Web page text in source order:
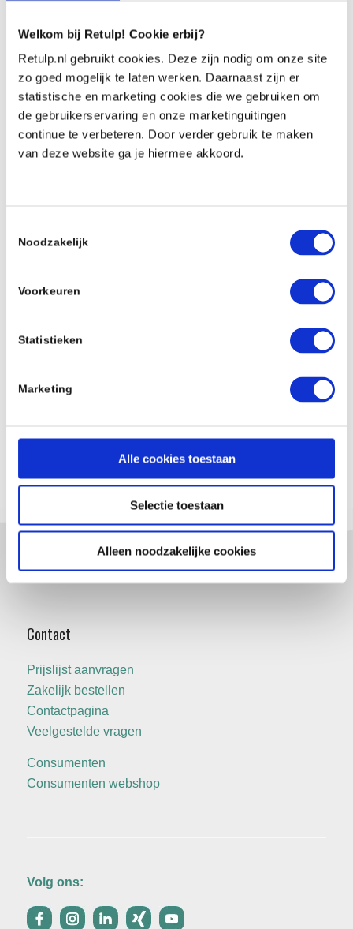
Welkom bij Retulp! Cookie erbij?
Retulp.nl gebruikt cookies. Deze zijn nodig om onze site
zo goed mogelijk te laten werken. Daarnaast zijn er
statistische en marketing cookies die we gebruiken om
de gebruikerservaring en onze marketinguitingen
continue te verbeteren. Door verder gebruik te maken
van deze website ga je hiermee akkoord.
Noodzakelijk
Voorkeuren
Statistieken
Marketing
Alle cookies toestaan
Selectie toestaan
Alleen noodzakelijke cookies
Bedrijf *
Telefoonnummer
Contact
Prijslijst aanvragen
Zakelijk bestellen
Contactpagina
Veelgestelde vragen
Consumenten
Consumenten webshop
Volg ons: